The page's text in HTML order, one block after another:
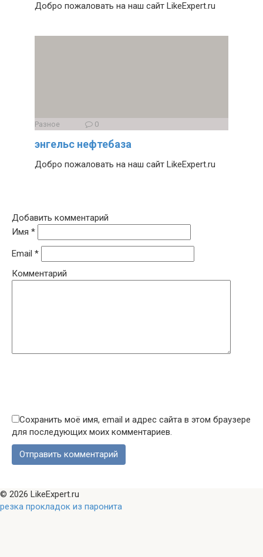
Добро пожаловать на наш сайт LikeExpert.ru
Разное 0
энгельс нефтебаза
Добро пожаловать на наш сайт LikeExpert.ru
Добавить комментарий
Имя *
Email *
Комментарий
Сохранить моё имя, email и адрес сайта в этом браузере
для последующих моих комментариев.
© 2026 LikeExpert.ru
резка прокладок из паронита